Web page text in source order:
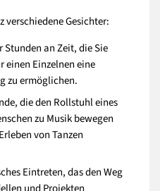
verschiedene Gesichter:
an Zeit, die Sie
Einzelnen eine
zu ermöglichen.
die den Rollstuhl eines
zu Musik bewegen
von Tanzen
Eintreten, das den Weg